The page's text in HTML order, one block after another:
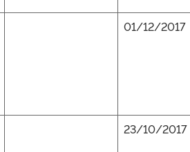
01/12/2017
23/10/2017